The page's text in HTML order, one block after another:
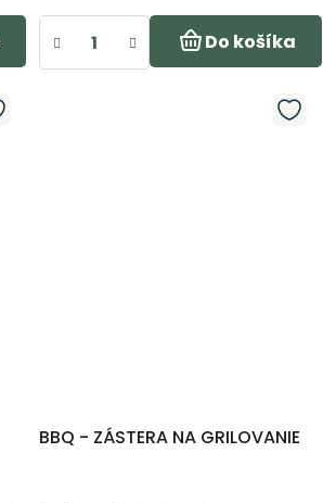
Do košíka
BBQ - ZÁSTERA NA GRILOVANIE